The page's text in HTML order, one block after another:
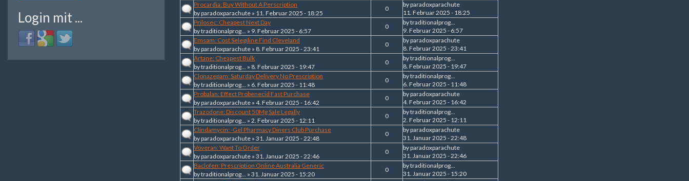
Login mit ...
Login
with
Login
with
Login
with
Procardia: Buy Without A Perscription
byparadoxparachute » 11. Februar 2025 - 18:25
0
byparadoxparachute
11. Februar 2025 - 18:25
Prilosec: Cheapest Next Day
bytraditionalprog... » 9. Februar 2025 - 6:57
0
bytraditionalprog...
9. Februar 2025 - 6:57
Emsam: Cost Selegiline Find Cleveland
byparadoxparachute » 8. Februar 2025 - 23:41
0
byparadoxparachute
8. Februar 2025 - 23:41
Artane: Cheapest Bulk
bytraditionalprog... » 8. Februar 2025 - 19:47
0
bytraditionalprog...
8. Februar 2025 - 19:47
Clonazepam: Saturday Delivery No Prescription
bytraditionalprog... » 6. Februar 2025 - 11:48
0
bytraditionalprog...
6. Februar 2025 - 11:48
Probalan: Effect Probenecid Fast Purchase
byparadoxparachute » 4. Februar 2025 - 16:42
0
byparadoxparachute
4. Februar 2025 - 16:42
Trazodone: Discount 50Mg Sale Legally
bytraditionalprog... » 2. Februar 2025 - 12:11
0
bytraditionalprog...
2. Februar 2025 - 12:11
Clindamycin: -Gel Pharmacy Diners Club Purchase
byparadoxparachute » 31. Januar 2025 - 22:48
0
byparadoxparachute
31. Januar 2025 - 22:48
Voveran: Want To Order
byparadoxparachute » 31. Januar 2025 - 22:46
0
byparadoxparachute
31. Januar 2025 - 22:46
Baclofen: Prescription Online Australia Generic
bytraditionalprog... » 31. Januar 2025 - 15:20
0
bytraditionalprog...
31. Januar 2025 - 15:20